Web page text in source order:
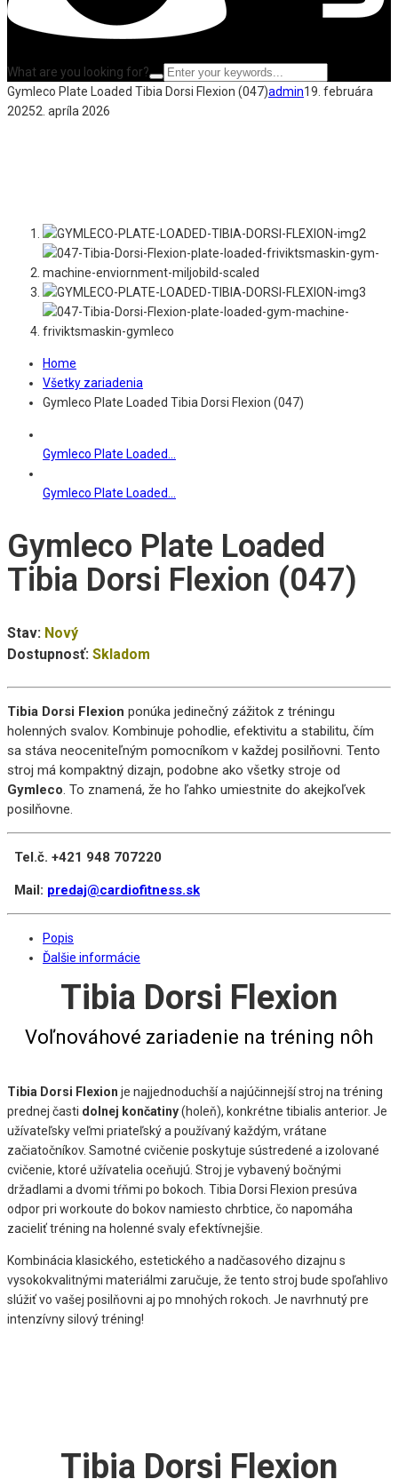
What are you looking for?
Gymleco Plate Loaded Tibia Dorsi Flexion (047)admin19. februára
20252. apríla 2026
Home
Všetky zariadenia
Gymleco Plate Loaded Tibia Dorsi Flexion (047)
Gymleco Plate Loaded...
Gymleco Plate Loaded...
Gymleco Plate Loaded
Tibia Dorsi Flexion (047)
Stav: Nový
Dostupnosť: Skladom
Tibia Dorsi Flexion ponúka jedinečný zážitok z tréningu
holenných svalov. Kombinuje pohodlie, efektivitu a stabilitu, čím
sa stáva neoceniteľným pomocníkom v každej posilňovni. Tento
stroj má kompaktný dizajn, podobne ako všetky stroje od
Gymleco. To znamená, že ho ľahko umiestnite do akejkoľvek
posilňovne.
Tel.č. +421 948 707220
Mail: predaj@cardiofitness.sk
Popis
Ďalšie informácie
Tibia Dorsi Flexion
Voľnováhové zariadenie na tréning nôh
Tibia Dorsi Flexion je najjednoduchší a najúčinnejší stroj na tréning
prednej časti dolnej končatiny(holeň), konkrétne tibialis anterior. Je
užívateľsky veľmi priateľský a používaný každým, vrátane
začiatočníkov. Samotné cvičenie poskytuje sústredené a izolované
cvičenie, ktoré užívatelia oceňujú. Stroj je vybavený bočnými
držadlami a dvomi tŕňmi po bokoch. Tibia Dorsi Flexion presúva
odpor pri workoute do bokov namiesto chrbtice, čo napomáha
zacieliť tréning na holenné svaly efektívnejšie.
Kombinácia klasického, estetického a nadčasového dizajnu s
vysokokvalitnými materiálmi zaručuje, že tento stroj bude spoľahlivo
slúžiť vo vašej posilňovni aj po mnohých rokoch. Je navrhnutý pre
intenzívny silový tréning!
Tibia Dorsi Flexion